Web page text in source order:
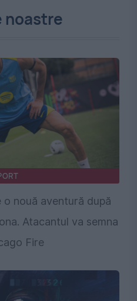
noastre
nouă aventură după
Atacantul va semna
Fire